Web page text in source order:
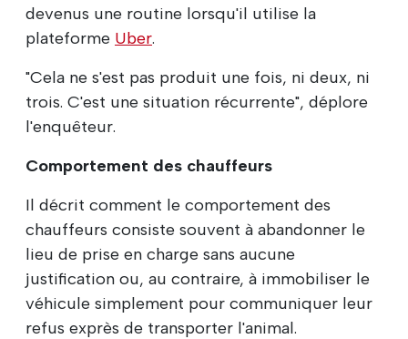
devenus une routine lorsqu'il utilise la
plateforme Uber.
"Cela ne s'est pas produit une fois, ni deux, ni
trois. C'est une situation récurrente", déplore
l'enquêteur.
Comportement des chauffeurs
Il décrit comment le comportement des
chauffeurs consiste souvent à abandonner le
lieu de prise en charge sans aucune
justification ou, au contraire, à immobiliser le
véhicule simplement pour communiquer leur
refus exprès de transporter l'animal.